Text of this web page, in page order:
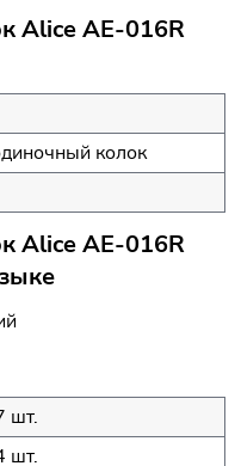
Alice AE-016R
колок
Alice AE-016R
шт.
шт.